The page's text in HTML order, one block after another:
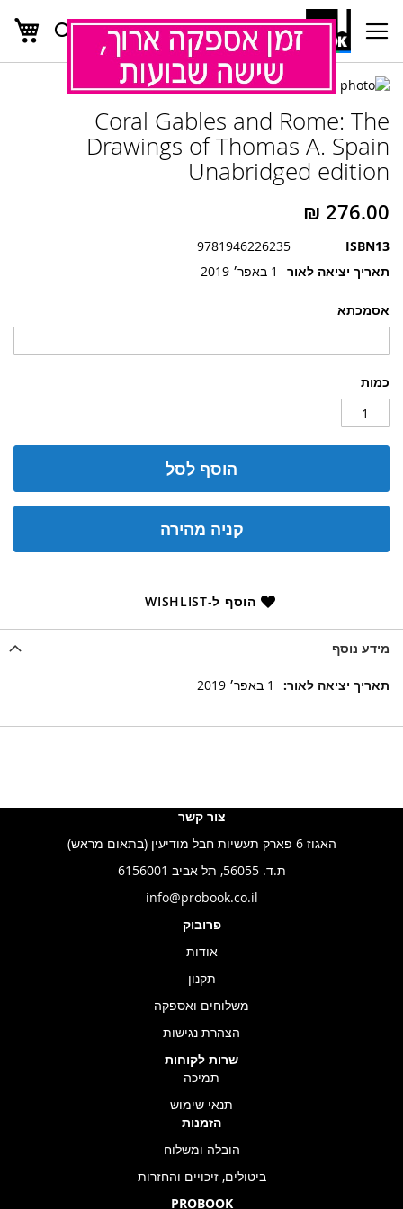
Skip
Content
חפש
אסמכתא
כמות
הוסף לסל
קניה מהירה
הוסף ל-WISHLIST
Coral Gables and Rome: The
Drawings of Thomas A. Spain
Unabridged edition
ISBN13
9781946226235
תאריך יציאה לאור
1 באפר׳ 2019
לדלג
של
גלריית
תמונות
להתחלה
של
גלריית
תמונות
מידע נוסף
מידע
1 באפר׳ 2019
צור קשר
האגוז 6 פארק תעשיות חבל מודיעין (בתאום מראש)
ת.ד. 56055, תל אביב 6156001
info@probook.co.il
פרובוק
אודות
תקנון
משלוחים ואספקה
הצהרת נגישות
שרות לקוחות
תמיכה
תנאי שימוש
הזמנות
הובלה ומשלוח
ביטולים, זיכויים והחזרות
PROBOOK